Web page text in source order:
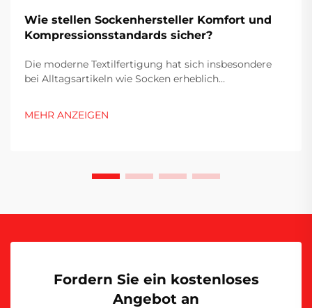
Wie stellen Sockenhersteller Komfort und
Kompressionsstandards sicher?
Die moderne Textilfertigung hat sich insbesondere
bei Alltagsartikeln wie Socken erheblich
Komfort, Langlebigkeit und Leistungsstandards in
MEHR ANZEIGEN
Fordern Sie ein kostenloses
Angebot an